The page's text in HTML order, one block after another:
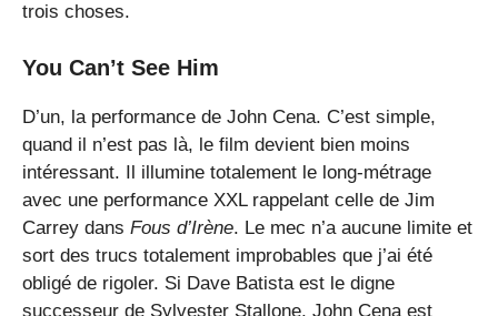
trois choses.
You Can’t See Him
D’un, la performance de John Cena. C’est simple,
quand il n’est pas là, le film devient bien moins
intéressant. Il illumine totalement le long-métrage
avec une performance XXL rappelant celle de Jim
Carrey dans Fous d’Irène. Le mec n’a aucune limite et
sort des trucs totalement improbables que j’ai été
obligé de rigoler. Si Dave Batista est le digne
successeur de Sylvester Stallone, John Cena est